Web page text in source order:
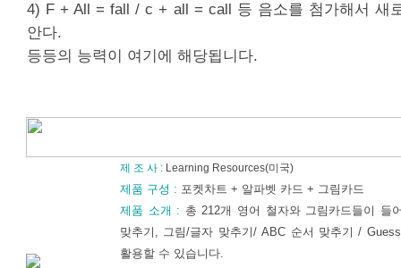
4) F + All = fall / c + all = call 등 음소를 첨가해서 새
안다.
등등의 능력이 여기에 해당됩니다.
제 조 사 : Learning Resources(미국)
제품 구성 : 포켓차트 + 알파벳 카드 + 그림카드
제품 소개 : 총 212개 영어 철자와 그림카드들이 들
맞추기, 그림/글자 맞추기/ ABC 순서 맞추기 /
활용할 수 있습니다.